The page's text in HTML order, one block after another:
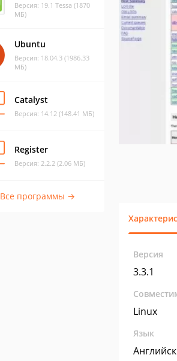
Версия: 19.1 Tessa (1870
МБ)
Ubuntu
Версия: 18.04.3 (1986.33
МБ)
Catalyst
Версия: 14.12 (148.41 МБ)
Register
Версия: 2.2.2 (2.06 МБ)
Все программы →
Версия
3.3.1
Linux
Язык